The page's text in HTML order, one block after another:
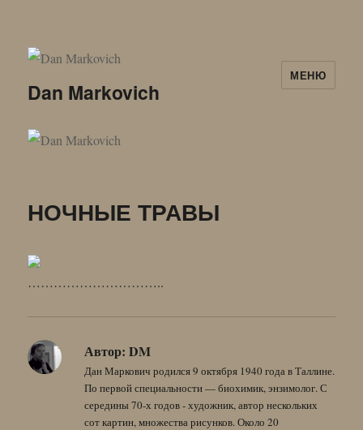
Dan Markovich
МЕНЮ
НОЧНЫЕ ТРАВЫ
…………………………..
Автор: DM
Дан Маркович родился 9 октября 1940 года в Таллине.
По первой специальности — биохимик, энзимолог. С
середины 70-х годов - художник, автор нескольких
сот картин, множества рисунков. Около 20